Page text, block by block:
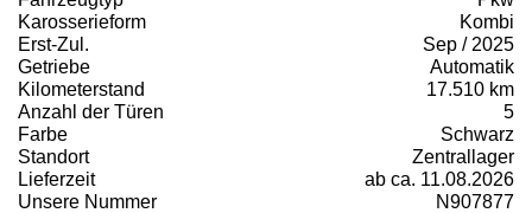
Karosserieform
Kombi
Erst-Zul.
Sep / 2025
Getriebe
Automatik
Kilometerstand
17.510 km
Anzahl der Türen
5
Farbe
Schwarz
Standort
Zentrallager
Lieferzeit
ab ca. 11.08.2026
Unsere Nummer
N907877